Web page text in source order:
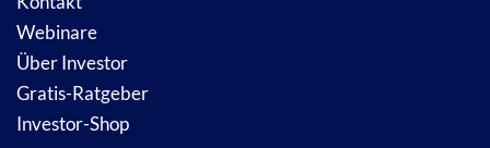
Webinare
Über Investor
Gratis-Ratgeber
Investor-Shop